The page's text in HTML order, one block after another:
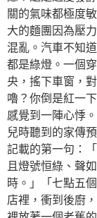
關的氣味都極度
大的麵團因為壓
混亂。汽車不知
都是綠燈。一個
央，搖下車窗，
嚕？你倒是紅一
感覺到一陣心悸
兒時聽到的家傳
記載的第一句：
且燈號恒綠、聲
時。」「七點五
店裡，衝到後廚